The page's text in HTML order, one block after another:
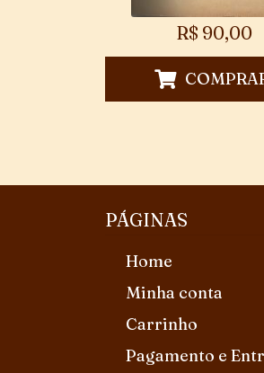
R$ 90,00
PÁGINAS
Home
Minha conta
Carrinho
Pagamento e